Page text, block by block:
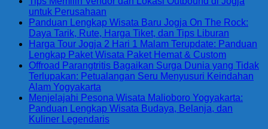
untuk Perusahaan
Panduan Lengkap Wisata Baru Jogja On The Rock:
Daya Tarik, Rute, Harga Tiket, dan Tips Liburan
Harga Tour Jogja 2 Hari 1 Malam Terupdate: Panduan
Lengkap Paket Wisata Paket Hemat & Custom
Offroad Parangtritis Bagaikan Surga Dunia yang Tidak
Terlupakan: Petualangan Seru Menyusuri Keindahan
Alam Yogyakarta
Menjelajahi Pesona Wisata Malioboro Yogyakarta:
Panduan Lengkap Wisata Budaya, Belanja, dan
Kuliner Legendaris